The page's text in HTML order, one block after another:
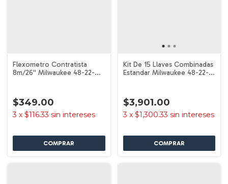
Flexometro Contratista
8m/26'' Milwaukee 48-22-
$349.00
3 x $116.33 sin intereses
Kit De 15 Llaves Combinadas
Estandar Milwaukee 48-22-
$3,901.00
3 x $1,300.33 sin intereses